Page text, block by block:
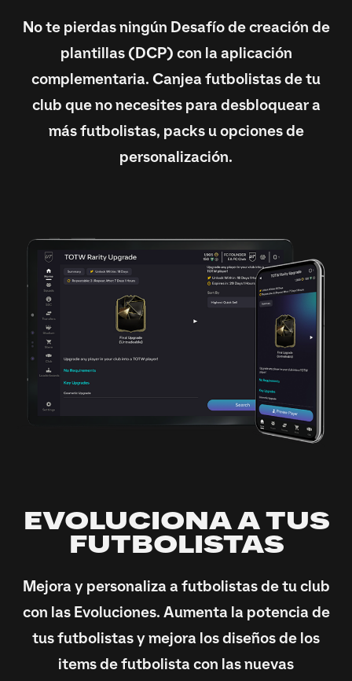
No te pierdas ningún Desafío de creación de
plantillas (DCP) con la aplicación
complementaria. Canjea futbolistas de tu
club que no necesites para desbloquear a
más futbolistas, packs u opciones de
personalización.
EVOLUCIONA A TUS
FUTBOLISTAS
Mejora y personaliza a futbolistas de tu club
con las Evoluciones. Aumenta la potencia de
tus futbolistas y mejora los diseños de los
items de futbolista con las nuevas